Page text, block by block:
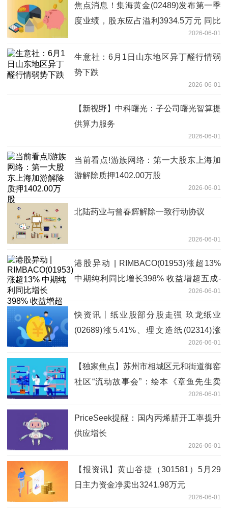
焦点消息！集海黄金(02489)发布第一季
度业绩，股东应占溢利3934.5万元 同比
2026-06-01
生意社：6月1日山东地区异丁醛行情弱
势下跌
2026-06-01
【新视野】中科曙光：子公司曙光智算提
供算力服务
2026-06-01
当前看点!游族网络：第一大股东上海加
游解除质押1402.00万股
2026-06-01
北陆药业与曾春辉解除一致行动协议
2026-06-01
港股异动 | RIMBACO(01953)涨超13%
中期纯利同比增长398% 收益增超五成-
2026-06-01
快资讯丨纸业股部分股走强 玖龙纸业
(02689)涨5.41%、理文造纸(02314)涨
2026-06-01
【独家焦点】苏州市相城区元和街道御窑
社区“流动故事会”：绘本《章鱼先生卖
2026-06-01
PriceSeek提醒：国内丙烯腈开工率提升
供应增长
2026-06-01
【报资讯】黄山谷捷（301581）5月29
日主力资金净卖出3241.98万元
2026-06-01